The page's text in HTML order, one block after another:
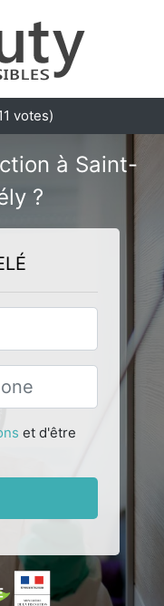
votes)
à Saint-
?
et d'être